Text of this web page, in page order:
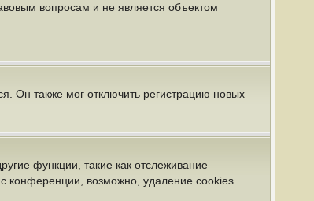
вопросам и не является объектом
Он также мог отключить регистрацию новых
функции, такие как отслеживание
конференции, возможно, удаление cookies